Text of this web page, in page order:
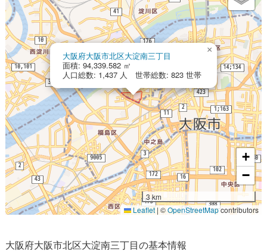
大阪府大阪市北区大淀南三丁目
面積: 94,339.582 ㎡
人口総数: 1,437 人 世帯総数: 823 世帯
×
+
−
3 km
Leaflet | ©OpenStreetMapcontributors
大阪府大阪市北区大淀南三丁目の基本情報